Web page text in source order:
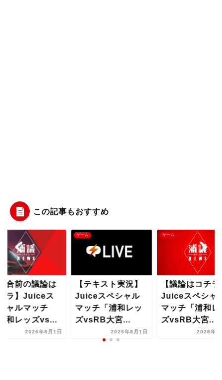
この記事もおすすめ
キスト実況】
スペシャル
チ「浦和レッ
大宮...
2026年8月1日
ゲーム
【議論はコチラ】
Juiceスペシャル
マッチ「浦和レッ
ズvsRB大宮...
2026年8月1日
ゲーム
【試合前の議論
コチラ】Juice
ペシャルマッチ
「浦和レッズ
2026年8